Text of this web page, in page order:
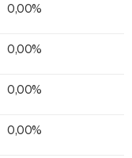
0,00%
0,00%
0,00%
0,00%